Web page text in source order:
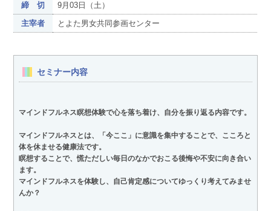
締 切
9月03日（土）
主宰者
とよた男女共同参画センター
セミナー内容
マインドフルネス瞑想体験で心を落ち着け、自分を振り返る内容です。
マインドフルネスとは、「今ここ」に意識を集中することで、こころと
体を休ませる健康法です。
瞑想することで、慌ただしい毎日のなかでおこる後悔や不安に向き合い
ます。
マインドフルネスを体験し、自己肯定感についてゆっくり考えてみませ
んか？